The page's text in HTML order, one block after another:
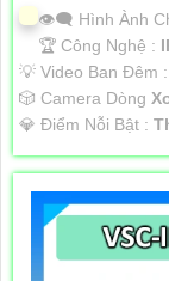
👁️‍🗨 Hình Ành
🏆 Công Nghệ :
💡 Video Ban Đêm :
🎲 Camera Dòng
️💎 Điểm Nỗi Bật :